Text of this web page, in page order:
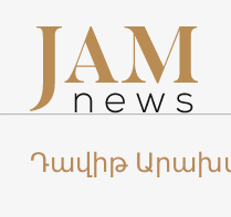
Դավիթ